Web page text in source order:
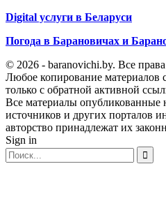
Digital услуги в Беларуси
Погода в Барановичах и
© 2026 - baranovichi.by. Все
Любое копирование материалов
только с обратной активной
Все материалы опубликованные
источников и других порталов
авторство принадлежат их
Sign in